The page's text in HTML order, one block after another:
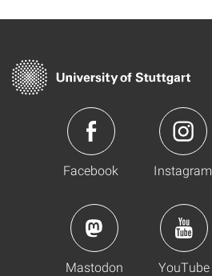
Facebook Instagram
Mastodon YouTube